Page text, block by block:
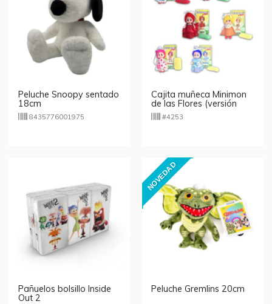
Peluche Snoopy sentado
18cm
8435776001975
Cajita muñeca Minimon
de las Flores (versión
italiana)
#4253
Pañuelos bolsillo Inside
Out 2
NOVEDAD
Peluche Gremlins 20cm